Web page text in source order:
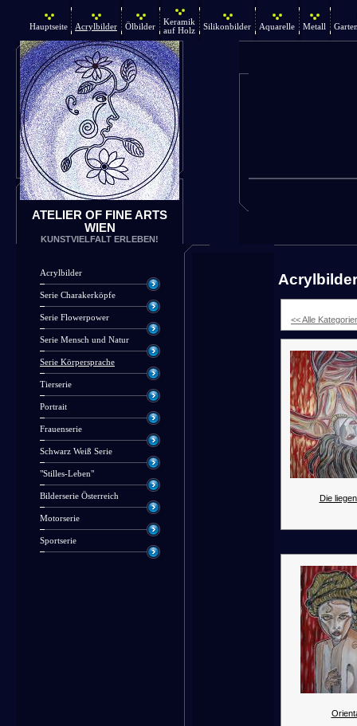
Hauptseite Acrylbilder Ölbilder
Keramik
auf Holz
Silikonbilder Aquarelle Metall
ATELIER OF FINE ARTS
WIEN
KUNSTVIELFALT ERLEBEN!
Acrylbilder
Serie Charakerköpfe
Serie Flowerpower
Serie Mensch und Natur
Serie Körpersprache
Tierserie
Portrait
Frauenserie
Schwarz Weiß Serie
"Stilles-Leben"
Bilderserie Österreich
Motorserie
Sportserie
Acrylbilder
<< Alle
Die